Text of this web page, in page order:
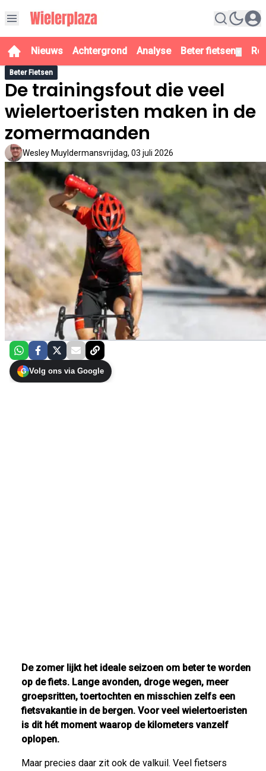
Nieuws Achtergrond Analyse Beter fietsen
Beter Fietsen
De trainingsfout die veel
wielertoeristen maken in de
zomermaanden
Wesley Muyldermansvrijdag, 03 juli 2026
G Volg ons via Google
De zomer lijkt het ideale seizoen om beter te worden
op de fiets. Lange avonden, droge wegen, meer
groepsritten, toertochten en misschien zelfs een
fietsvakantie in de bergen. Voor veel wielertoeristen
is dit hét moment waarop de kilometers vanzelf
oplopen.
Maar precies daar zit ook de valkuil. Veel fietsers